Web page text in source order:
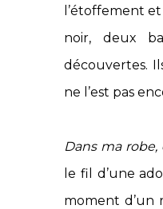
l’étoffement
noir, deux
découvertes.
ne l’est pas
Dans ma
le fil d’une
moment d’un